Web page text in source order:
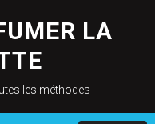
LA
les méthodes